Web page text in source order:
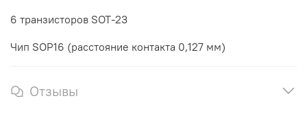
6 транзисторов SOT-23
Чип SOP16 (расстояние контакта 0,127 мм)
Отзывы